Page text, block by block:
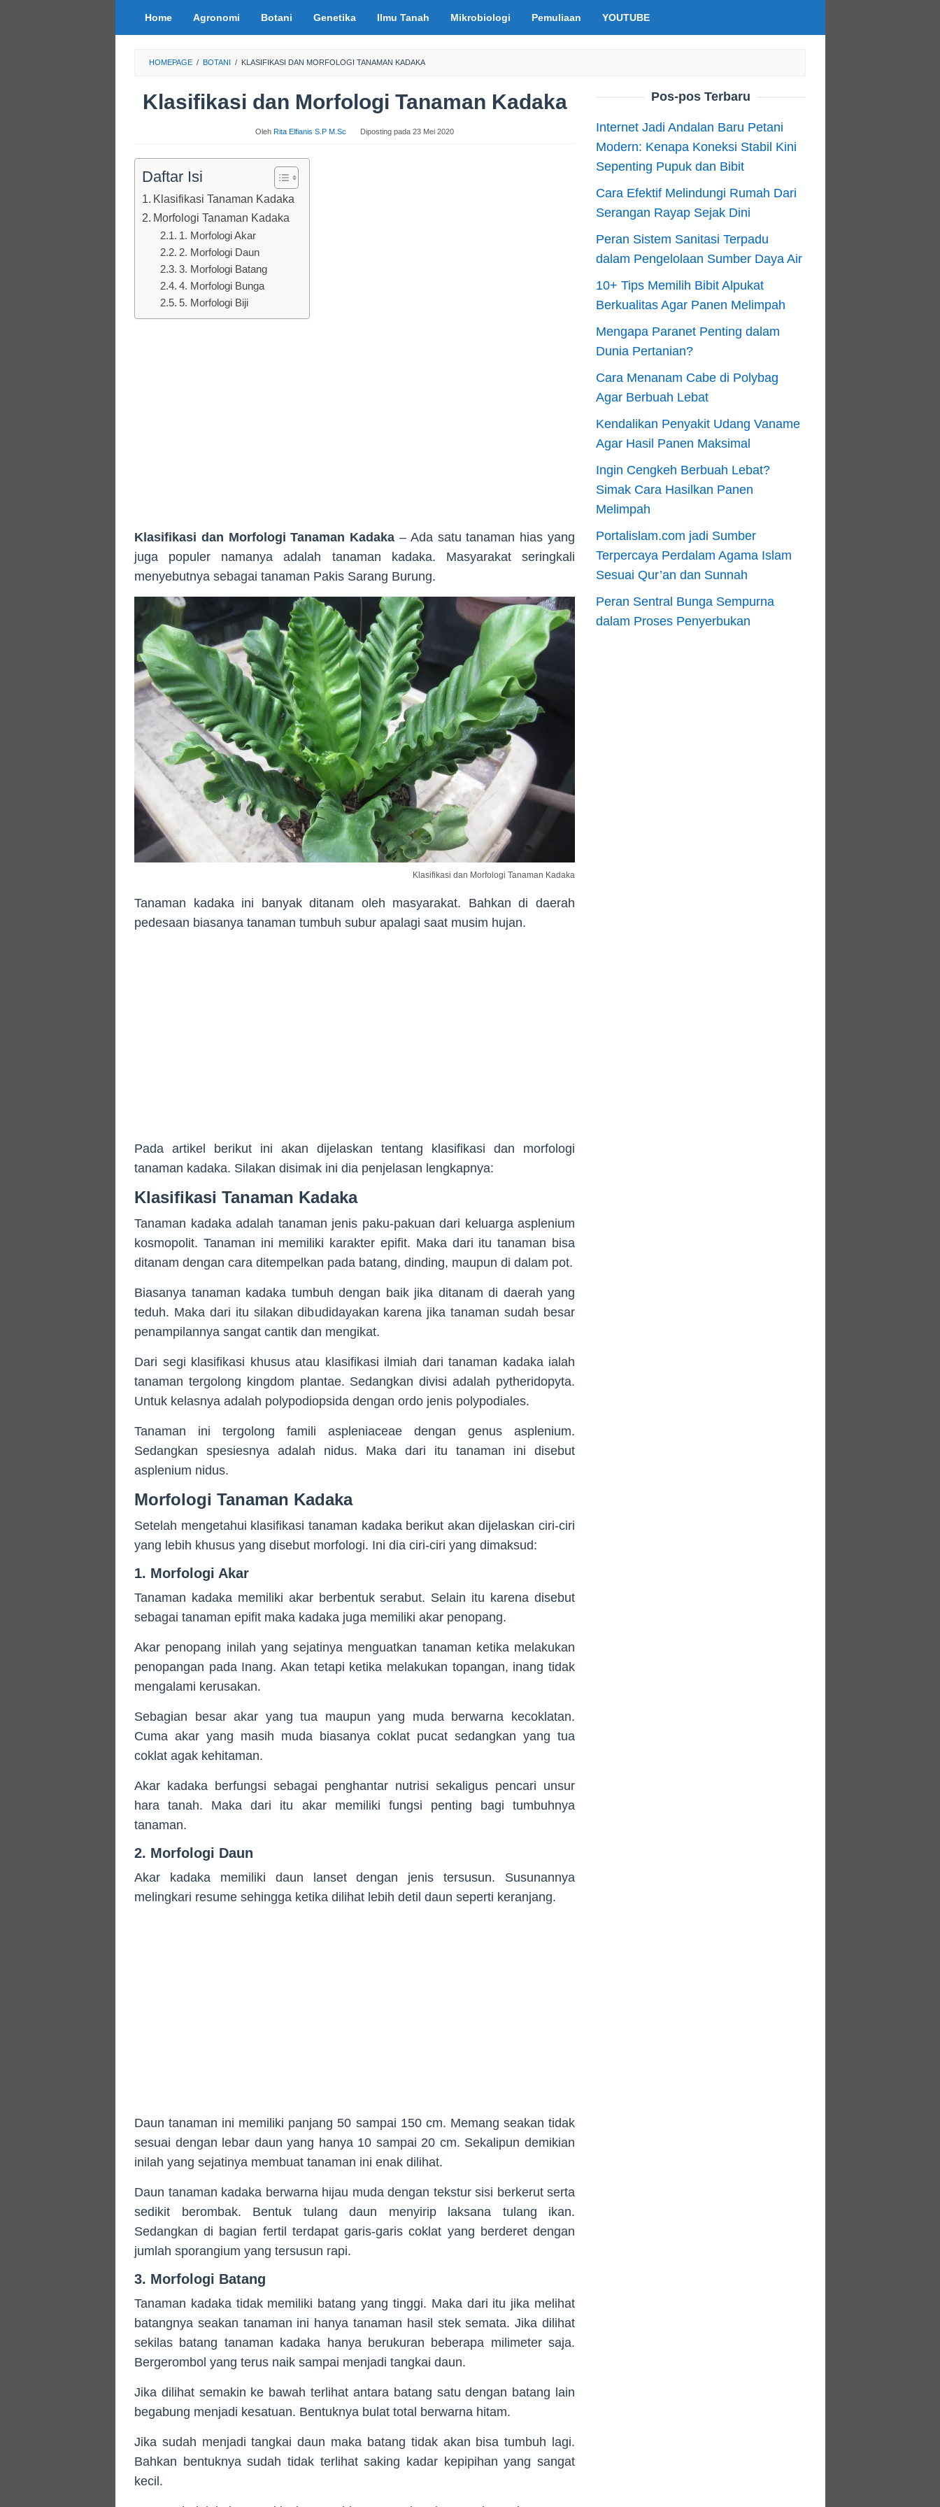
Home Agronomi Botani Genetika Ilmu Tanah Mikrobiologi Pemuliaan YOUTUBE
HOMEPAGE / BOTANI / KLASIFIKASI DAN MORFOLOGI TANAMAN KADAKA
Klasifikasi dan Morfologi Tanaman Kadaka
Oleh Rita Elfianis S.P M.Sc Diposting pada 23 Mei 2020
Daftar Isi
Klasifikasi Tanaman Kadaka
Morfologi Tanaman Kadaka
1. Morfologi Akar
2. Morfologi Daun
3. Morfologi Batang
4. Morfologi Bunga
5. Morfologi Biji
Klasifikasi dan Morfologi Tanaman Kadaka – Ada satu tanaman hias yang
juga populer namanya adalah tanaman kadaka. Masyarakat seringkali
menyebutnya sebagai tanaman Pakis Sarang Burung.
Klasifikasi dan Morfologi Tanaman Kadaka
Tanaman kadaka ini banyak ditanam oleh masyarakat. Bahkan di daerah
pedesaan biasanya tanaman tumbuh subur apalagi saat musim hujan.
Pada artikel berikut ini akan dijelaskan tentang klasifikasi dan morfologi
tanaman kadaka. Silakan disimak ini dia penjelasan lengkapnya:
Klasifikasi Tanaman Kadaka
Tanaman kadaka adalah tanaman jenis paku-pakuan dari keluarga asplenium
kosmopolit. Tanaman ini memiliki karakter epifit. Maka dari itu tanaman bisa
ditanam dengan cara ditempelkan pada batang, dinding, maupun di dalam pot.
Biasanya tanaman kadaka tumbuh dengan baik jika ditanam di daerah yang
teduh. Maka dari itu silakan dibudidayakan karena jika tanaman sudah besar
penampilannya sangat cantik dan mengikat.
Dari segi klasifikasi khusus atau klasifikasi ilmiah dari tanaman kadaka ialah
tanaman tergolong kingdom plantae. Sedangkan divisi adalah pytheridopyta.
Untuk kelasnya adalah polypodiopsida dengan ordo jenis polypodiales.
Tanaman ini tergolong famili aspleniaceae dengan genus asplenium.
Sedangkan spesiesnya adalah nidus. Maka dari itu tanaman ini disebut
asplenium nidus.
Morfologi Tanaman Kadaka
Setelah mengetahui klasifikasi tanaman kadaka berikut akan dijelaskan ciri-ciri
yang lebih khusus yang disebut morfologi. Ini dia ciri-ciri yang dimaksud:
1. Morfologi Akar
Tanaman kadaka memiliki akar berbentuk serabut. Selain itu karena disebut
sebagai tanaman epifit maka kadaka juga memiliki akar penopang.
Akar penopang inilah yang sejatinya menguatkan tanaman ketika melakukan
penopangan pada Inang. Akan tetapi ketika melakukan topangan, inang tidak
mengalami kerusakan.
Sebagian besar akar yang tua maupun yang muda berwarna kecoklatan.
Cuma akar yang masih muda biasanya coklat pucat sedangkan yang tua
coklat agak kehitaman.
Akar kadaka berfungsi sebagai penghantar nutrisi sekaligus pencari unsur
hara tanah. Maka dari itu akar memiliki fungsi penting bagi tumbuhnya
tanaman.
2. Morfologi Daun
Akar kadaka memiliki daun lanset dengan jenis tersusun. Susunannya
melingkari resume sehingga ketika dilihat lebih detil daun seperti keranjang.
Daun tanaman ini memiliki panjang 50 sampai 150 cm. Memang seakan tidak
sesuai dengan lebar daun yang hanya 10 sampai 20 cm. Sekalipun demikian
inilah yang sejatinya membuat tanaman ini enak dilihat.
Daun tanaman kadaka berwarna hijau muda dengan tekstur sisi berkerut serta
sedikit berombak. Bentuk tulang daun menyirip laksana tulang ikan.
Sedangkan di bagian fertil terdapat garis-garis coklat yang berderet dengan
jumlah sporangium yang tersusun rapi.
3. Morfologi Batang
Tanaman kadaka tidak memiliki batang yang tinggi. Maka dari itu jika melihat
batangnya seakan tanaman ini hanya tanaman hasil stek semata. Jika dilihat
sekilas batang tanaman kadaka hanya berukuran beberapa milimeter saja.
Bergerombol yang terus naik sampai menjadi tangkai daun.
Jika dilihat semakin ke bawah terlihat antara batang satu dengan batang lain
begabung menjadi kesatuan. Bentuknya bulat total berwarna hitam.
Jika sudah menjadi tangkai daun maka batang tidak akan bisa tumbuh lagi.
Bahkan bentuknya sudah tidak terlihat saking kadar kepipihan yang sangat
kecil.
Pos-pos Terbaru
Internet Jadi Andalan Baru Petani
Modern: Kenapa Koneksi Stabil Kini
Sepenting Pupuk dan Bibit
Cara Efektif Melindungi Rumah Dari
Serangan Rayap Sejak Dini
Peran Sistem Sanitasi Terpadu
dalam Pengelolaan Sumber Daya Air
10+ Tips Memilih Bibit Alpukat
Berkualitas Agar Panen Melimpah
Mengapa Paranet Penting dalam
Dunia Pertanian?
Cara Menanam Cabe di Polybag
Agar Berbuah Lebat
Kendalikan Penyakit Udang Vaname
Agar Hasil Panen Maksimal
Ingin Cengkeh Berbuah Lebat?
Simak Cara Hasilkan Panen
Melimpah
Portalislam.com jadi Sumber
Terpercaya Perdalam Agama Islam
Sesuai Qur’an dan Sunnah
Peran Sentral Bunga Sempurna
dalam Proses Penyerbukan